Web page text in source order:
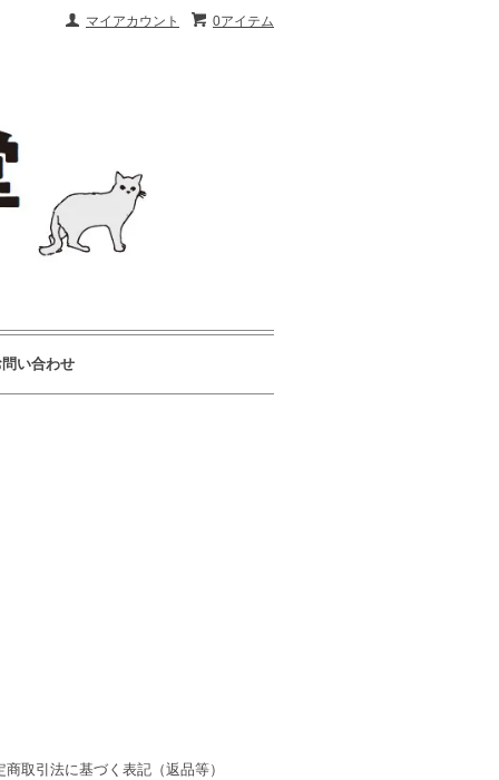
0アイテム
マイアカウント
問い合わせ
商取引法に基づく表記（返品等）